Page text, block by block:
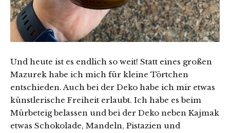
Und heute ist es endlich so weit! Statt eines großen
Mazurek habe ich mich für kleine Törtchen
entschieden. Auch bei der Deko habe ich mir etwas
künstlerische Freiheit erlaubt. Ich habe es beim
Mürbeteig belassen und bei der Deko neben Kajmak
etwas Schokolade, Mandeln, Pistazien und